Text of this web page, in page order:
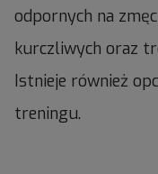
odpornych na
kurczliwych oraz
Istnieje również
treningu.